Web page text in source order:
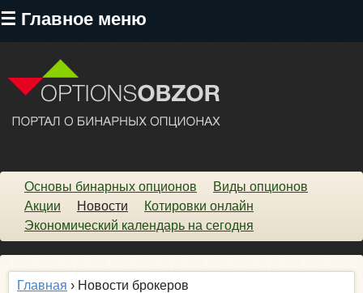
☰ Главное меню
Перейти
содержанию
Основы бинарных опционов
Виды опционов
Акции
Новости
Котировки онлайн
Экономический календарь на сегодня
Главная › Новости брокеров